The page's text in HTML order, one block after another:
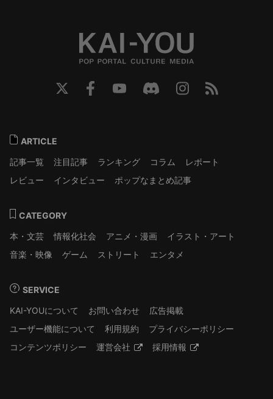
ARTICLE
記事一覧
注目記事 ランキング コラム
レポート
レビュー
インタビュー ポップなまとめ記事
CATEGORY
本・文芸
情報化社会 アニメ・漫画
イラスト・アート
音楽・映像
ゲーム ストリート エンタメ
SERVICE
KAI-YOUについて
お問い合わせ
広告掲載
ユーザー機能について
利用規約
プライバシーポリシー
コンテンツポリシー
運営会社 採用情報